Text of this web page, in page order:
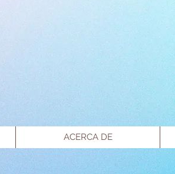
ACERCA DE